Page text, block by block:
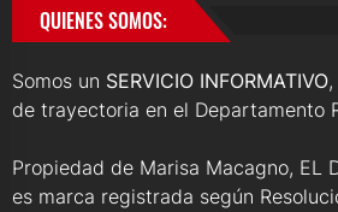
QUIENES SOMOS:
Somos un SERVICIO INFORMATIVO
de trayectoria en el Departamento
Propiedad de Marisa Macagno, EL
es marca registrada según